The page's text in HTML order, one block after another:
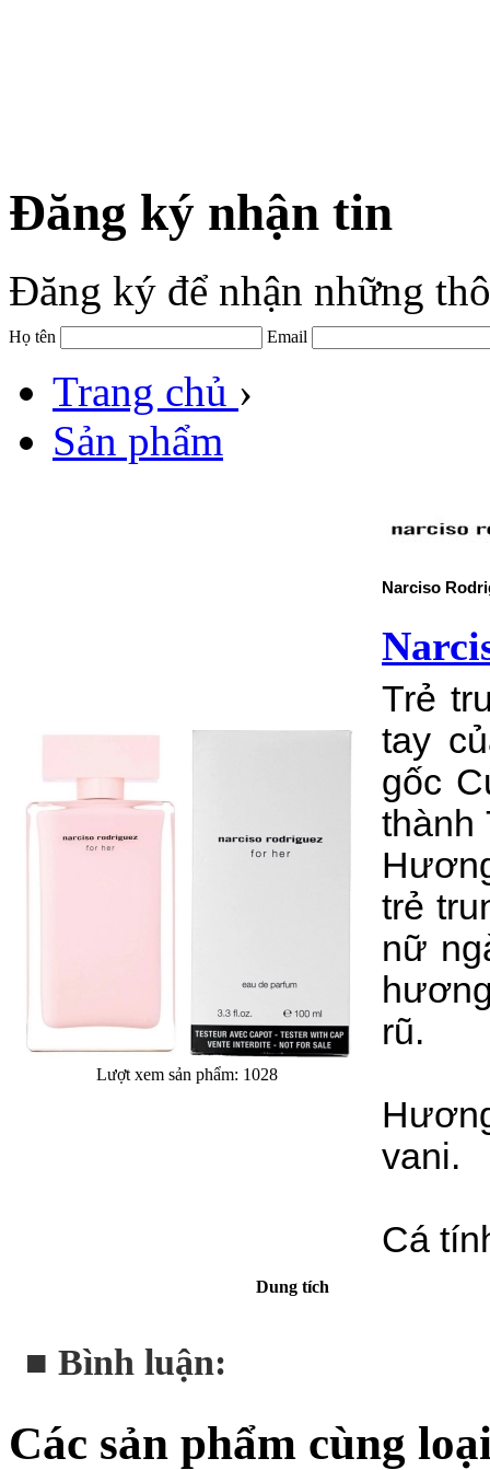
Đăng ký nhận tin
Đăng ký để nhận những
Họ tên Email
Trang chủ ›
Sản phẩm
Lượt xem sản phẩm: 1028
Narciso
Trẻ
tay
gốc
thành
trẻ
nữ
rũ.
vani.
Cá
Dung tích
■ Bình luận:
Các sản phẩm cùng